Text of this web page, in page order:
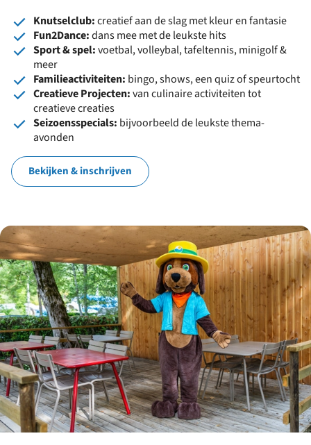
Knutselclub:creatief aan de slag met kleur en fantasie
Fun2Dance:dans mee met de leukste hits
Sport & spel:voetbal, volleybal, tafeltennis, minigolf &
meer
Familieactiviteiten: bingo, shows, een quiz of speurtocht
Creatieve Projecten:van culinaire activiteiten tot
creatieve creaties
Seizoensspecials: bijvoorbeeld de leukste thema-
avonden
Bekijken & inschrijven